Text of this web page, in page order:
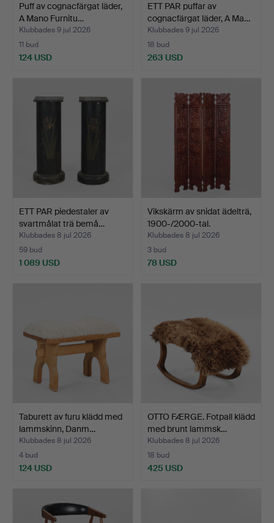
Puff av cognacfärgat läder,
A Mano Furnitu…
Klubbades 9 jul 2026
11 bud
124 USD
ETT PAR puffar av
cognacfärgat läder, A Ma…
Klubbades 9 jul 2026
18 bud
263 USD
ETT PAR piedestaler av
svartmålat trä bemå…
Klubbades 8 jul 2026
59 bud
1 089 USD
Vikskärm av snidat ädelträ,
1900-/2000-tal.
Klubbades 8 jul 2026
3 bud
78 USD
Taburett av furu klädd med
lammskinn, Danm…
Klubbades 8 jul 2026
4 bud
124 USD
OTTO FÆRGE. Fotpall klädd
med brunt lammsk…
Klubbades 8 jul 2026
18 bud
425 USD